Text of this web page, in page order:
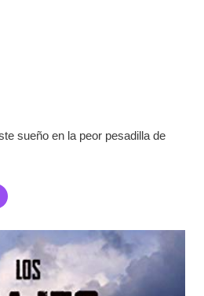
sueño en la peor pesadilla de